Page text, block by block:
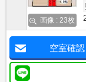
画像 : 23枚
空室確認